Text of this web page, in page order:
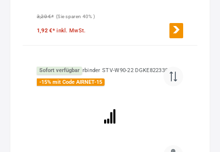
3,20 €* (Sie sparen 40% )
1,92 €*inkl. MwSt.
Sofort verfügbar
-15% mit Code AIRNET-15